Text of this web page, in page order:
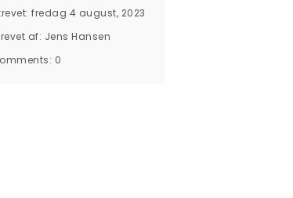
fredag 4 august, 2023
af: Jens Hansen
0